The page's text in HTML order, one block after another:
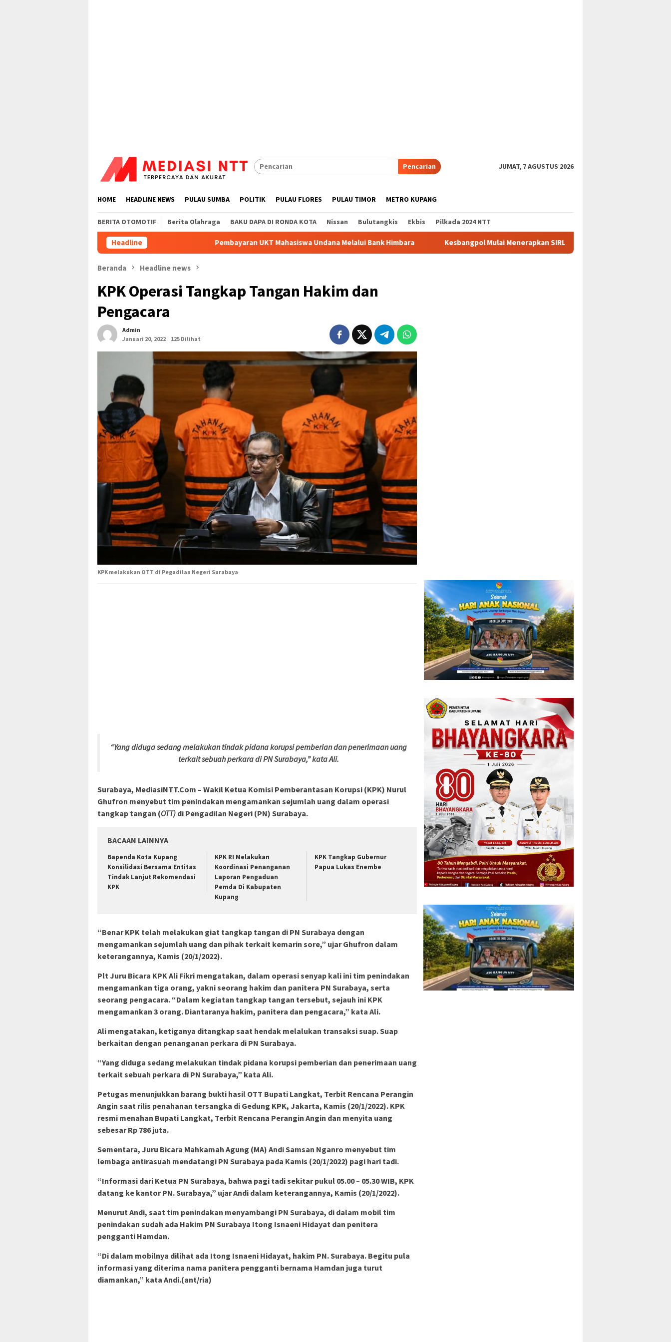
Pencarian JUMAT, 7 AGUSTUS 2026
HOME HEADLINE NEWS PULAU SUMBA POLITIK PULAU FLORES PULAU TIMOR METRO KUPANG
BERITA OTOMOTIF Berita Olahraga BAKU DAPA DI RONDA KOTA Nissan Bulutangkis Ekbis Pilkada 2024 NTT
Headline Pembayaran UKT Mahasiswa Undana Melalui Bank Himbara Kesbangpol Mulai Menerapkan SIRLIT Mempermudah Riset Bagi Dosen Undana
Beranda Headline news
KPK Operasi Tangkap Tangan Hakim dan
Pengacara
Admin
Januari 20, 2022
125 Dilihat
KPK melakukan OTT di Pegadilan Negeri Surabaya
“Yang diduga sedang melakukan tindak pidana korupsi pemberian dan penerimaan uang
terkait sebuah perkara di PN Surabaya,” kata Ali.
Surabaya, MediasiNTT.Com – Wakil Ketua Komisi Pemberantasan Korupsi (KPK) Nurul
Ghufron menyebut tim penindakan mengamankan sejumlah uang dalam operasi
tangkap tangan (OTT) di Pengadilan Negeri (PN) Surabaya.
BACAAN LAINNYA
Bapenda Kota Kupang
Konsilidasi Bersama Entitas
Tindak Lanjut Rekomendasi
KPK
KPK RI Melakukan
Koordinasi Penanganan
Laporan Pengaduan
Pemda Di Kabupaten
Kupang
KPK Tangkap Gubernur
Papua Lukas Enembe
“Benar KPK telah melakukan giat tangkap tangan di PN Surabaya dengan
mengamankan sejumlah uang dan pihak terkait kemarin sore,” ujar Ghufron dalam
keterangannya, Kamis (20/1/2022).
Plt Juru Bicara KPK Ali Fikri mengatakan, dalam operasi senyap kali ini tim penindakan
mengamankan tiga orang, yakni seorang hakim dan panitera PN Surabaya, serta
seorang pengacara. “Dalam kegiatan tangkap tangan tersebut, sejauh ini KPK
mengamankan 3 orang. Diantaranya hakim, panitera dan pengacara,” kata Ali.
Ali mengatakan, ketiganya ditangkap saat hendak melalukan transaksi suap. Suap
berkaitan dengan penanganan perkara di PN Surabaya.
“Yang diduga sedang melakukan tindak pidana korupsi pemberian dan penerimaan uang
terkait sebuah perkara di PN Surabaya,” kata Ali.
Petugas menunjukkan barang bukti hasil OTT Bupati Langkat, Terbit Rencana Perangin
Angin saat rilis penahanan tersangka di Gedung KPK, Jakarta, Kamis (20/1/2022). KPK
resmi menahan Bupati Langkat, Terbit Rencana Perangin Angin dan menyita uang
sebesar Rp 786 juta.
Sementara, Juru Bicara Mahkamah Agung (MA) Andi Samsan Nganro menyebut tim
lembaga antirasuah mendatangi PN Surabaya pada Kamis (20/1/2022) pagi hari tadi.
“Informasi dari Ketua PN Surabaya, bahwa pagi tadi sekitar pukul 05.00 – 05.30 WIB, KPK
datang ke kantor PN. Surabaya,” ujar Andi dalam keterangannya, Kamis (20/1/2022).
Menurut Andi, saat tim penindakan menyambangi PN Surabaya, di dalam mobil tim
penindakan sudah ada Hakim PN Surabaya Itong Isnaeni Hidayat dan penitera
pengganti Hamdan.
“Di dalam mobilnya dilihat ada Itong Isnaeni Hidayat, hakim PN. Surabaya. Begitu pula
informasi yang diterima nama panitera pengganti bernama Hamdan juga turut
diamankan,” kata Andi.(ant/ria)